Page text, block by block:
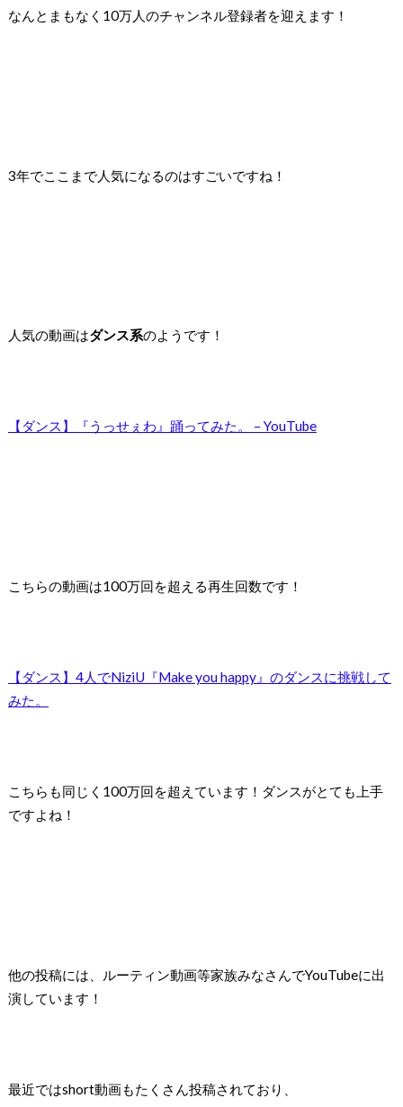
なんとまもなく10万人のチャンネル登録者を迎えます！
3年でここまで人気になるのはすごいですね！
人気の動画はダンス系のようです！
【ダンス】『うっせぇわ』踊ってみた。 – YouTube
こちらの動画は100万回を超える再生回数です！
【ダンス】4人でNiziU『Make you happy』のダンスに挑戦して
みた。
こちらも同じく100万回を超えています！ ダンスがとても上手
ですよね！
他の投稿には、ルーティン動画等家族みなさんでYouTubeに出
演しています！
最近ではshort動画もたくさん投稿されており、